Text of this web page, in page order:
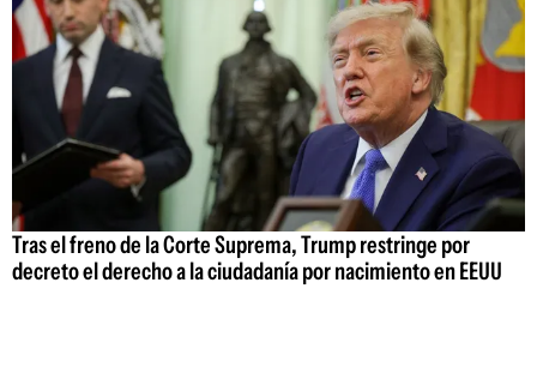
Tras el freno de la Corte Suprema, Trump restringe por
decreto el derecho a la ciudadanía por nacimiento en EEUU